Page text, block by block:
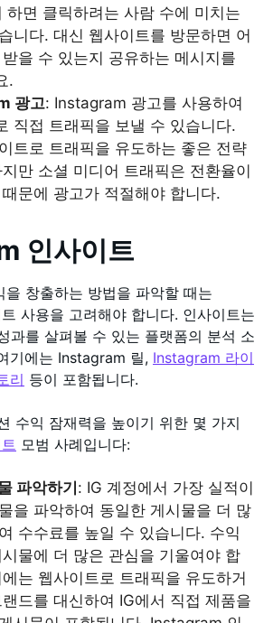
하면 클릭하려는 사람 수에 미치는
니다. 대신 웹사이트를 방문하면 어
을 수 있는지 공유하는 메시지를
.
광고: Instagram 광고를 사용하여
직접 트래픽을 보낼 수 있습니다.
트로 트래픽을 유도하는 좋은 전략
만 소셜 미디어 트래픽은 전환율이
문에 광고가 적절해야 합니다.
인사이트
을 창출하는 방법을 파악할 때는
사용을 고려해야 합니다. 인사이트는
과를 살펴볼 수 있는 플랫폼의 분석 소
기에는 Instagram 릴, Instagram 라이
리 등이 포함됩니다.
수익 잠재력을 높이기 위한 몇 가지
모범 사례입니다:
파악하기: IG 계정에서 가장 실적이
을 파악하여 동일한 게시물을 더 많
수수료를 높일 수 있습니다. 수익
물에 더 많은 관심을 기울여야 합
는 웹사이트로 트래픽을 유도하거
드를 대신하여 IG에서 직접 제품을